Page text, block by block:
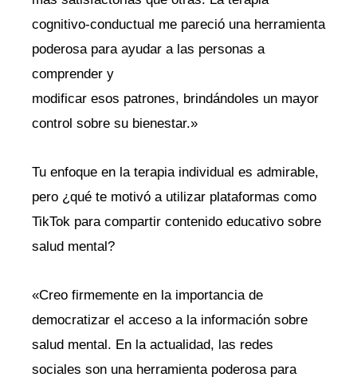
cognitivo-conductual me pareció una herramienta
poderosa para ayudar a las personas a
comprender y
modificar esos patrones, brindándoles un mayor
control sobre su bienestar.»
Tu enfoque en la terapia individual es admirable,
pero ¿qué te motivó a utilizar plataformas como
TikTok para compartir contenido educativo sobre
salud mental?
«Creo firmemente en la importancia de
democratizar el acceso a la información sobre
salud mental. En la actualidad, las redes
sociales son una herramienta poderosa para